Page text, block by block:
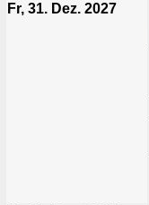
Fr, 31. Dez. 2027